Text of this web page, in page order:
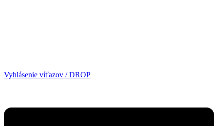
Vyhlásenie víťazov / DROP